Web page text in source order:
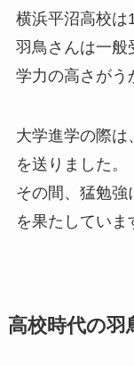
横浜平沼高校は
羽鳥さんは一般
学力の高さがう
大学進学の際は
を送りました。
その間、猛勉強
を果たしていま
高校時代の羽